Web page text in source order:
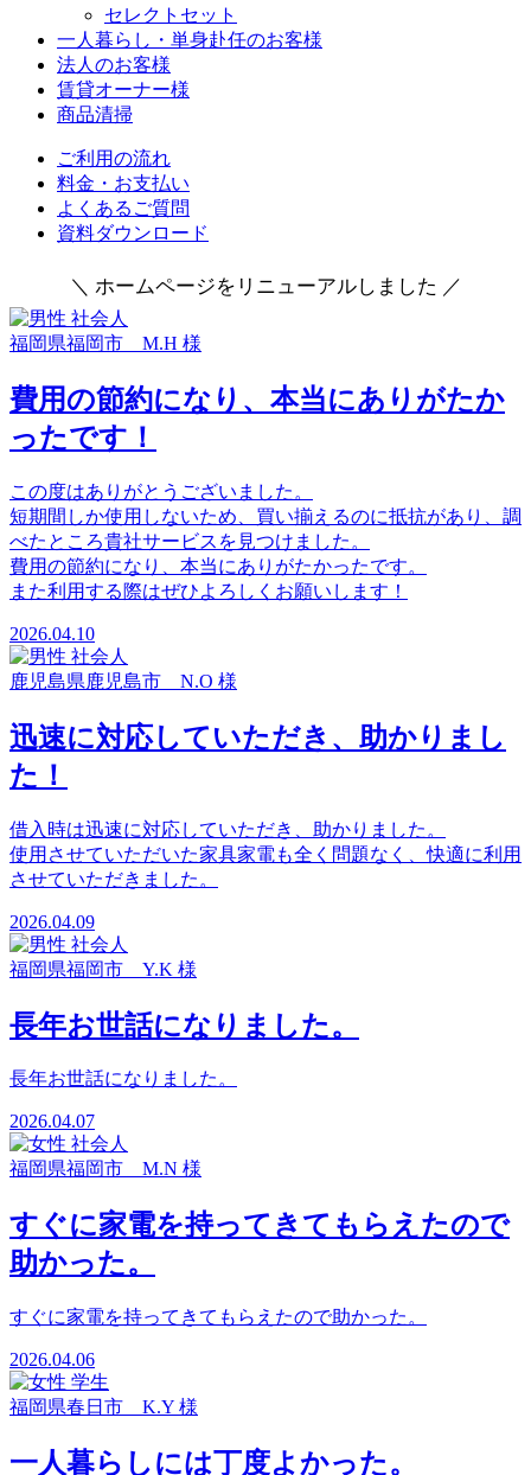
セレクトセット
一人暮らし・単身赴任のお客様
法人のお客様
賃貸オーナー様
商品清掃
ご利用の流れ
料金・お支払い
よくあるご質問
資料ダウンロード
＼ ホームページをリニューアルしました ／
福岡県福岡市 M.H 様
費用の節約になり、本当にありがたか
ったです！
この度はありがとうございました。
短期間しか使用しないため、買い揃えるのに抵抗があり、調
べたところ貴社サービスを見つけました。
費用の節約になり、本当にありがたかったです。
また利用する際はぜひよろしくお願いします！
2026.04.10
鹿児島県鹿児島市 N.O 様
迅速に対応していただき、助かりまし
た！
借入時は迅速に対応していただき、助かりました。
使用させていただいた家具家電も全く問題なく、快適に利用
させていただきました。
2026.04.09
福岡県福岡市 Y.K 様
長年お世話になりました。
長年お世話になりました。
2026.04.07
福岡県福岡市 M.N 様
すぐに家電を持ってきてもらえたので
助かった。
すぐに家電を持ってきてもらえたので助かった。
2026.04.06
福岡県春日市 K.Y 様
一人暮らしには丁度よかった。